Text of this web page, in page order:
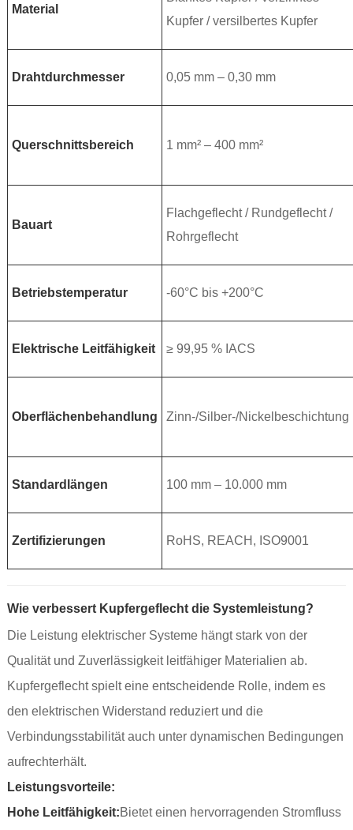
Material
Kupfer / versilbertes Kupfer
Drahtdurchmesser 0,05 mm – 0,30 mm
Querschnittsbereich 1 mm² – 400 mm²
Bauart
Flachgeflecht / Rundgeflecht /
Rohrgeflecht
Betriebstemperatur -60°C bis +200°C
Elektrische Leitfähigkeit ≥ 99,95 % IACS
Oberflächenbehandlung Zinn-/Silber-/Nickelbeschichtung
Standardlängen 100 mm – 10.000 mm
Zertifizierungen RoHS, REACH, ISO9001
Wie verbessert Kupfergeflecht die Systemleistung?
Die Leistung elektrischer Systeme hängt stark von der
Qualität und Zuverlässigkeit leitfähiger Materialien ab.
Kupfergeflecht spielt eine entscheidende Rolle, indem es
den elektrischen Widerstand reduziert und die
Verbindungsstabilität auch unter dynamischen Bedingungen
aufrechterhält.
Leistungsvorteile:
Hohe Leitfähigkeit:Bietet einen hervorragenden Stromfluss